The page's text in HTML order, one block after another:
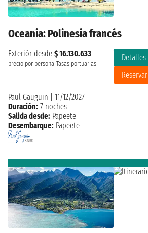
Oceania: Polinesia francés
Exteriór desde $ 16.130.633
precio por persona Tasas portuarias
Detalles
Reservar
Paul Gauguin
11/12/2027
Duración: 7 noches
Salida desde: Papeete
Desembarque: Papeete